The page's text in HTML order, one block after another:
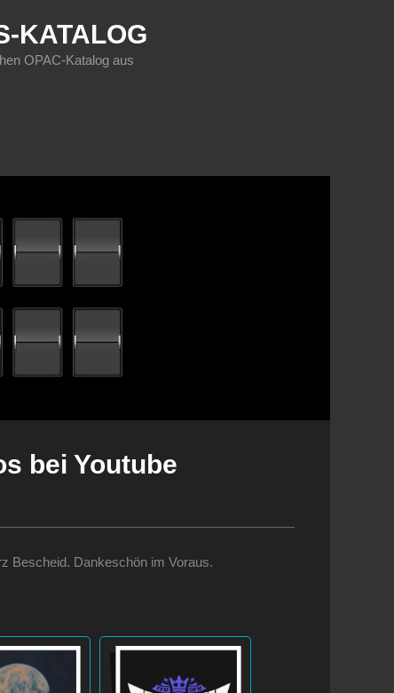
KATALOG
OPAC-Katalog aus
bei Youtube
Bescheid. Dankeschön im Voraus.